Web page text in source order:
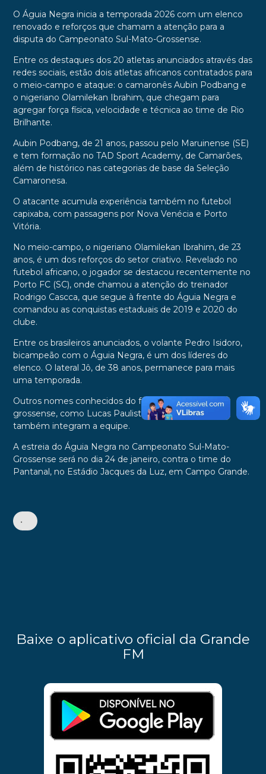
O Águia Negra inicia a temporada 2026 com um elenco
renovado e reforços que chamam a atenção para a
disputa do Campeonato Sul-Mato-Grossense.
Entre os destaques dos 20 atletas anunciados através das
redes sociais, estão dois atletas africanos contratados para
o meio-campo e ataque: o camaronês Aubin Podbang e
o nigeriano Olamilekan Ibrahim, que chegam para
agregar força física, velocidade e técnica ao time de Rio
Brilhante.
Aubin Podbang, de 21 anos, passou pelo Maruinense (SE)
e tem formação no TAD Sport Academy, de Camarões,
além de histórico nas categorias de base da Seleção
Camaronesa.
O atacante acumula experiência também no futebol
capixaba, com passagens por Nova Venécia e Porto
Vitória.
No meio-campo, o nigeriano Olamilekan Ibrahim, de 23
anos, é um dos reforços do setor criativo. Revelado no
futebol africano, o jogador se destacou recentemente no
Porto FC (SC), onde chamou a atenção do treinador
Rodrigo Cascca, que segue à frente do Águia Negra e
comandou as conquistas estaduais de 2019 e 2020 do
clube.
Entre os brasileiros anunciados, o volante Pedro Isidoro,
bicampeão com o Águia Negra, é um dos líderes do
elenco. O lateral Jô, de 38 anos, permanece para mais
uma temporada.
Outros nomes conhecidos do futebol sul-mato-
grossense, como Lucas Paulista, Igor Eto’o e Dudu,
também integram a equipe.
A estreia do Águia Negra no Campeonato Sul-Mato-
Grossense será no dia 24 de janeiro, contra o time do
Pantanal, no Estádio Jacques da Luz, em Campo Grande.
•
Baixe o aplicativo oficial da Grande
FM